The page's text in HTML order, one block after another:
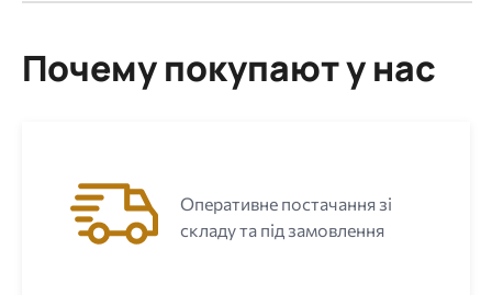
Почему покупают у нас
Оперативне постачання зі
складу та під замовлення